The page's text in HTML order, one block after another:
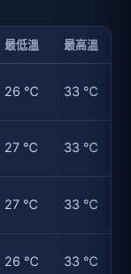
最低溫 最高溫
26 ℃ 33 ℃
27 ℃ 33 ℃
27 ℃ 33 ℃
26 ℃ 33 ℃